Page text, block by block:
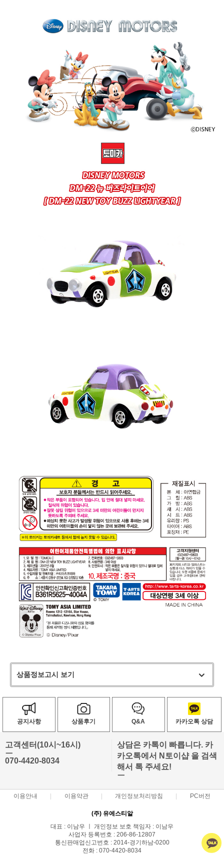
상품정보고시 보기
공지사항 상품후기 Q&A 카카오톡 상담
고객센터(10시~16시)
ㅡ
070-4420-8034
상담은 카톡이 빠릅니다. 카
카오톡에서 N토이샵 을 검색
해서 톡 주세요!
ㅡ
이용안내 이용약관 개인정보처리방침 PC버전
(주) 유에스티알
대표 : 이남우 ㅣ 개인정보 보호 책임자 : 이남우
사업자 등록번호 : 206-86-12807
통신판매업신고번호 : 2014-경기하남-0200
전화 : 070-4420-8034